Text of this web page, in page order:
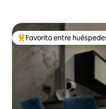
De los mejores en Favorito
Favorito entre